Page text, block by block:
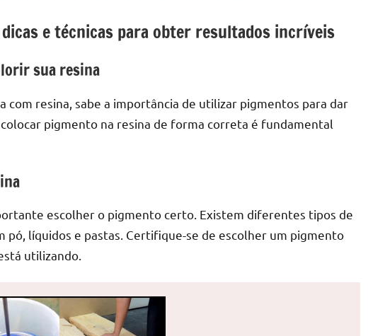
e técnicas para obter resultados incríveis
sua resina
com resina, sabe a importância de utilizar pigmentos para dar
colocar pigmento na resina de forma correta é fundamental
escolher o pigmento certo. Existem diferentes tipos de
pó, líquidos e pastas. Certifique-se de escolher um pigmento
utilizando.